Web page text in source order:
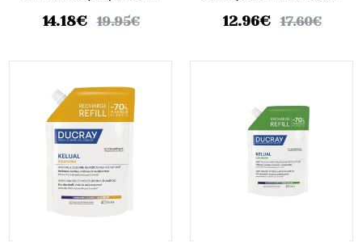
14.18€ 19.95€ 12.96€ 17.60€